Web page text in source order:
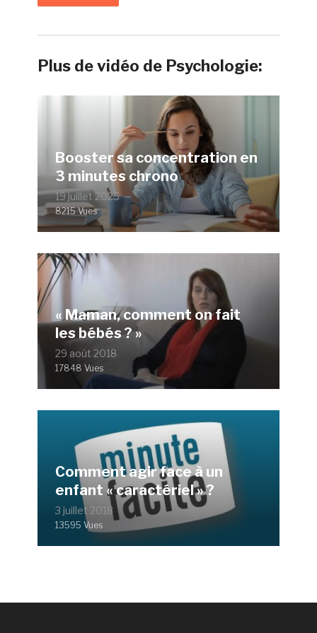
Plus de vidéo de Psychologie:
Booster sa concentration en
3 minutes chrono
19 juillet 2025
8215 Vues
« Maman, comment on fait
les bébés ? »
29 août 2018
17848 Vues
Comment agir face à un
enfant « caractériel » ?
3 juillet 2018
13595 Vues